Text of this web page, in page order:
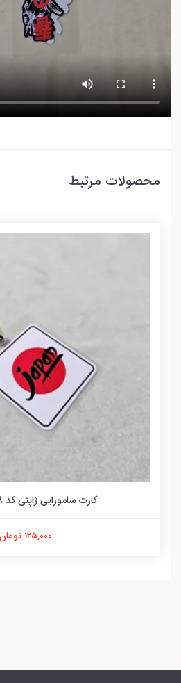
محصولات مرتبط
کارت سامورایی ژاپنی کد 130783558
125,000 تومان